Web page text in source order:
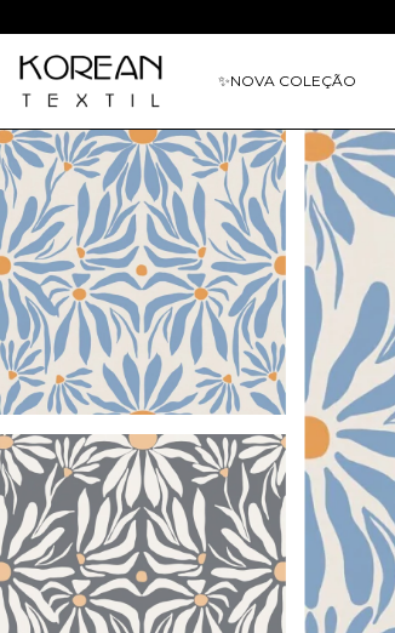
✨NOVA COLEÇÃO